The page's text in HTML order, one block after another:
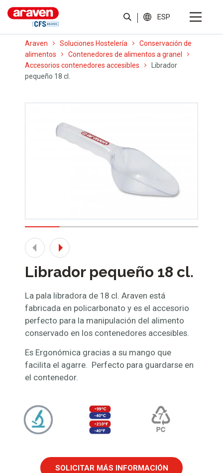
ESP
Araven Soluciones Hostelería
Conservación de
alimentos
Contenedores de alimentos a granel
Accesorios contenedores accesibles
Librador
pequeño 18 cl.
Librador pequeño 18 cl.
La pala libradora de 18 cl. Araven está
fabricada en policarbonato y es el accesorio
perfecto para la manipulación del alimento
conservado en los contenedores accesibles.
Es Ergonómica gracias a su mango que
facilita el agarre. Perfecto para guardarse en
el contenedor.
SOLICITAR MÁS INFORMACIÓN